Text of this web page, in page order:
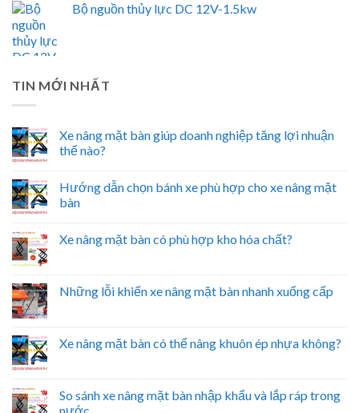
Bộ nguồn thủy lực DC 12V-1.5kw
TIN MỚI NHẤT
Xe nâng mặt bàn giúp doanh nghiệp tăng lợi nhuận
thế nào?
Hướng dẫn chọn bánh xe phù hợp cho xe nâng mặt
bàn
Xe nâng mặt bàn có phù hợp kho hóa chất?
Những lỗi khiến xe nâng mặt bàn nhanh xuống cấp
Xe nâng mặt bàn có thể nâng khuôn ép nhựa không?
So sánh xe nâng mặt bàn nhập khẩu và lắp ráp trong